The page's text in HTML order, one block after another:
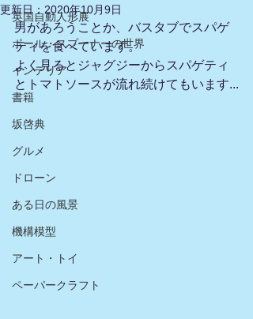
英国自動人形展
ポール・スプーナーの世界
インテリア
書籍
坂啓典
グルメ
ドローン
ある日の風景
機構模型
アート・トイ
ペーパークラフト
更新日： 2020年10月9日
男があろうことか、バスタブでスパゲ
ティを食べています。
よく見るとジャグジーからスパゲティ
とトマトソースが流れ続けてもいます...